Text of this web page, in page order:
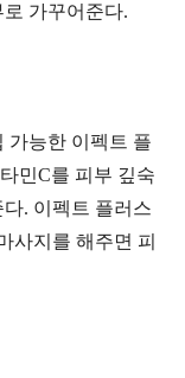
로 가꾸어준다.
가능한 이펙트 플
민C를 피부 깊숙
다. 이펙트 플러스
사지를 해주면 피